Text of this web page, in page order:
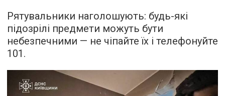
Рятувальники наголошують: будь-які
підозрілі предмети можуть бути
небезпечними — не чіпайте їх і телефонуйте
101.